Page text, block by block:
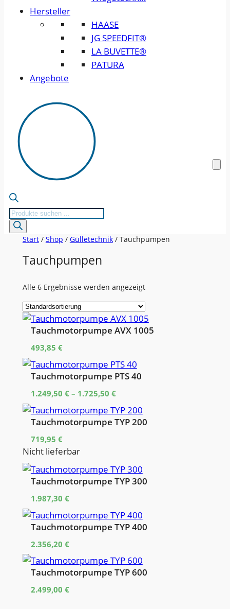
Hersteller
HAASE
JG SPEEDFIT®
LA BUVETTE®
PATURA
Angebote
Products
search
Start/ Shop / Gülletechnik/ Tauchpumpen
Tauchpumpen
Alle 6 Ergebnisse werden angezeigt
Tauchmotorpumpe AVX 1005
493,85 €
Tauchmotorpumpe PTS 40
1.249,50 €– 1.725,50 €
Tauchmotorpumpe TYP 200
719,95 €
Nicht lieferbar
Tauchmotorpumpe TYP 300
1.987,30 €
Tauchmotorpumpe TYP 400
2.356,20 €
Tauchmotorpumpe TYP 600
2.499,00 €